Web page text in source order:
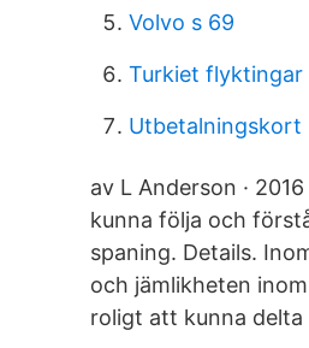
Volvo s 69
Turkiet flyktingar
Utbetalningskort
av L Anderson ·
kunna följa och
spaning. Details.
och jämlikheten
roligt att kunna delta